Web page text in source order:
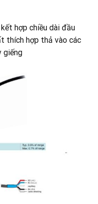
hợp chiều dài đầu
thích hợp thả vào các
giếng